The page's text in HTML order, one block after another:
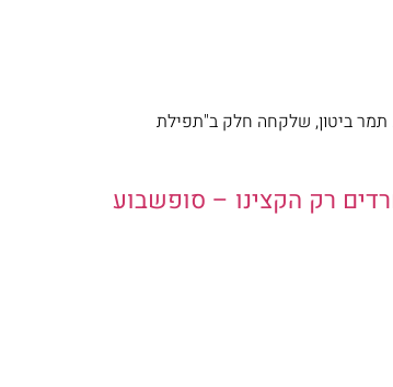
ביטון, שלקחה חלק ב"תפילת
רק הקצינו – סופשבוע